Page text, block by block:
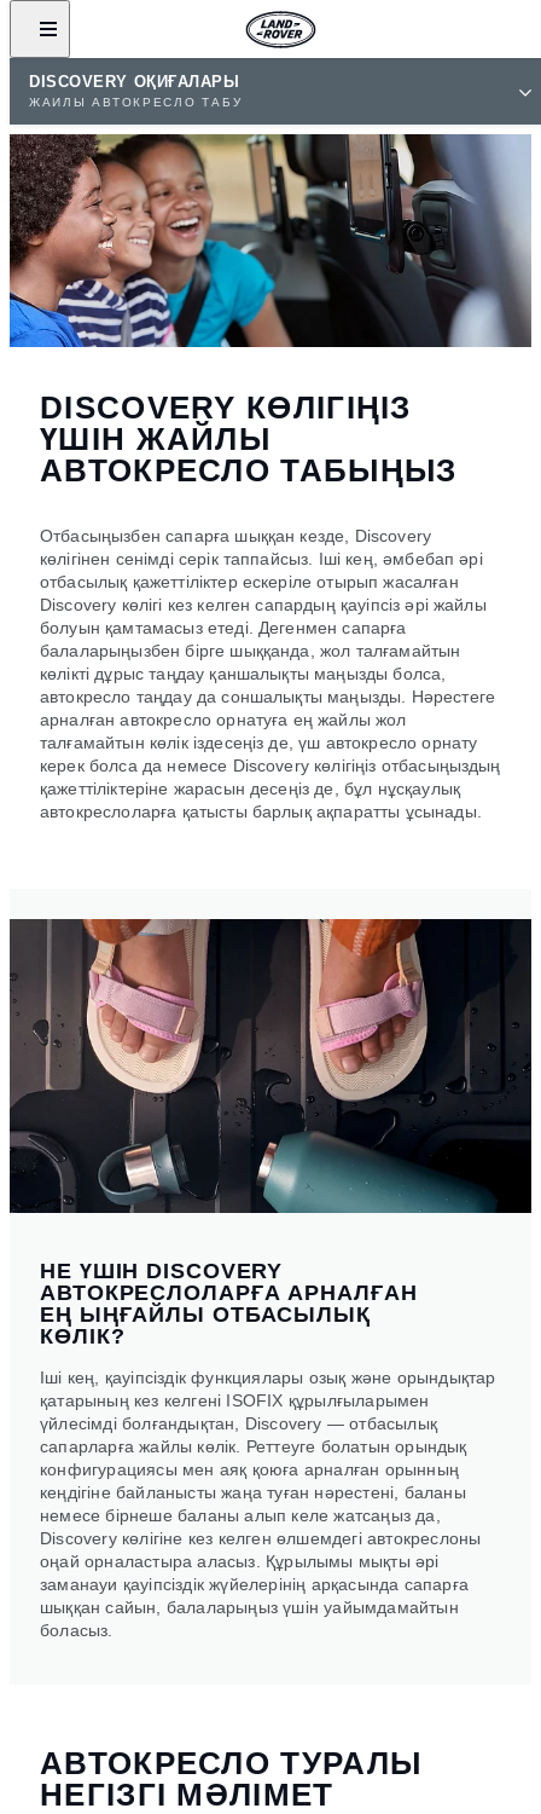
DISCOVERY ОҚИҒАЛАРЫ
ЖАЙЛЫ АВТОКРЕСЛО ТАБУ
DISCOVERY КӨЛІГІҢІЗ
ҮШІН ЖАЙЛЫ
АВТОКРЕСЛО ТАБЫҢЫЗ
Отбасыңызбен сапарға шыққан кезде, Discovery
көлігінен сенімді серік таппайсыз. Іші кең, әмбебап әрі
отбасылық қажеттіліктер ескеріле отырып жасалған
Discovery көлігі кез келген сапардың қауіпсіз әрі жайлы
болуын қамтамасыз етеді. Дегенмен сапарға
балаларыңызбен бірге шыққанда, жол талғамайтын
көлікті дұрыс таңдау қаншалықты маңызды болса,
автокресло таңдау да соншалықты маңызды. Нәрестеге
арналған автокресло орнатуға ең жайлы жол
талғамайтын көлік іздесеңіз де, үш автокресло орнату
керек болса да немесе Discovery көлігіңіз отбасыңыздың
қажеттіліктеріне жарасын десеңіз де, бұл нұсқаулық
автокреслоларға қатысты барлық ақпаратты ұсынады.
НЕ ҮШІН DISCOVERY
АВТОКРЕСЛОЛАРҒА АРНАЛҒАН
ЕҢ ЫҢҒАЙЛЫ ОТБАСЫЛЫҚ
КӨЛІК?
Іші кең, қауіпсіздік функциялары озық және орындықтар
қатарының кез келгені ISOFIX құрылғыларымен
үйлесімді болғандықтан, Discovery — отбасылық
сапарларға жайлы көлік. Реттеуге болатын орындық
конфигурациясы мен аяқ қоюға арналған орынның
кеңдігіне байланысты жаңа туған нәрестені, баланы
немесе бірнеше баланы алып келе жатсаңыз да,
Discovery көлігіне кез келген өлшемдегі автокреслоны
оңай орналастыра аласыз. Құрылымы мықты әрі
заманауи қауіпсіздік жүйелерінің арқасында сапарға
шыққан сайын, балаларыңыз үшін уайымдамайтын
боласыз.
АВТОКРЕСЛО ТУРАЛЫ
НЕГІЗГІ МӘЛІМЕТ